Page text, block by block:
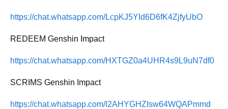
https://chat.whatsapp.com/LcpKJ5YId6D6fK4ZjfyUbO
REDEEM Genshin Impact
https://chat.whatsapp.com/HXTGZ0a4UHR4s9L9uN7df0
SCRIMS Genshin Impact
https://chat.whatsapp.com/I2AHYGHZIsw64WQAPmmd